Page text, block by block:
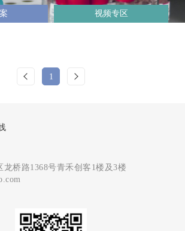
视频专区
1
桥路1368号青禾创客1楼及3楼